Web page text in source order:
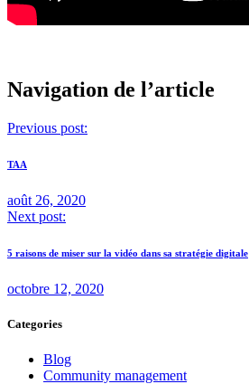
Navigation de l’article
Previous post:
TAA
août 26, 2020
Next post:
5 raisons de miser sur la vidéo dans sa stratégie digitale
octobre 12, 2020
Categories
Blog
Community management